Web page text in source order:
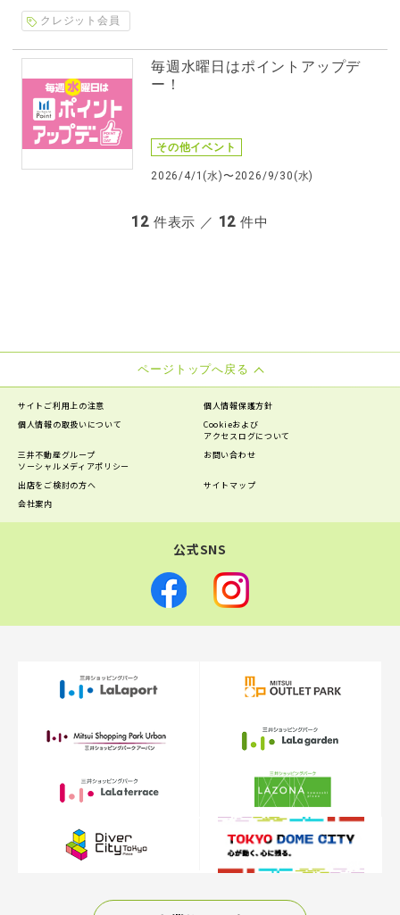
クレジット会員
毎週水曜日はポイントアップデ
ー！
その他イベント
2026/4/1(水)〜2026/9/30(水)
12件表示 ／ 12 件中
ページトップへ戻る
サイトご利用上の注意
個人情報保護方針
個人情報の取扱いについて
Cookieおよび
アクセスログについて
三井不動産グループ
ソーシャルメディアポリシー
お問い合わせ
出店をご検討の方へ
サイトマップ
会社案内
公式SNS